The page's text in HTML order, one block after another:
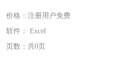
价格：注册用户免费
软件： Excel
页数：共0页